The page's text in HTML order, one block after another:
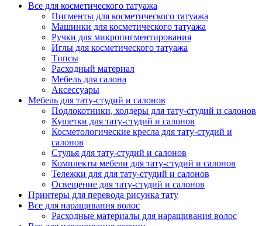
Все для косметического татуажа
Пигменты для косметического татуажа
Машинки для косметического татуажа
Ручки для микропигментирования
Иглы для косметического татуажа
Типсы
Расходный материал
Мебель для салона
Аксессуары
Мебель для тату-студий и салонов
Подлокотники, холдеры для тату-студий и салонов
Кушетки для тату-студий и салонов
Косметологические кресла для тату-студий и
салонов
Стулья для тату-студий и салонов
Комплекты мебели для тату-студий и салонов
Тележки для для тату-студий и салонов
Освещение для тату-студий и салонов
Принтеры для перевода рисунка тату
Все для наращивания волос
Расходные материалы для наращивания волос